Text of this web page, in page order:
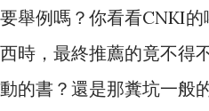
舉例嗎？你看看CNKI的
時，最終推薦的竟不得
的書？還是那糞坑一般